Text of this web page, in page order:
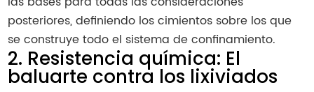
posteriores, definiendo los cimientos sobre los que
se construye todo el sistema de confinamiento.
2. Resistencia química: El
baluarte contra los lixiviados